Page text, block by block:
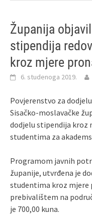
Županija
stipendija
kroz mjere
6. studenoga 2019.
Povjerenstvo za
Sisačko-moslavačke
dodjelu stipendija
studentima za
Programom javnih
županije, utvrđena je
studentima kroz
prebivalištem na
je 700,00 kuna.